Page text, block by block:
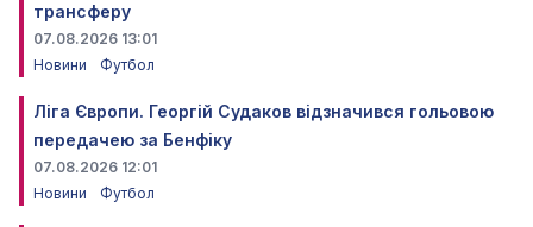
трансферу
07.08.2026 13:01
Новини
Футбол
Ліга Європи. Георгій Судаков відзначився гольовою
передачею за Бенфіку
07.08.2026 12:01
Новини
Футбол